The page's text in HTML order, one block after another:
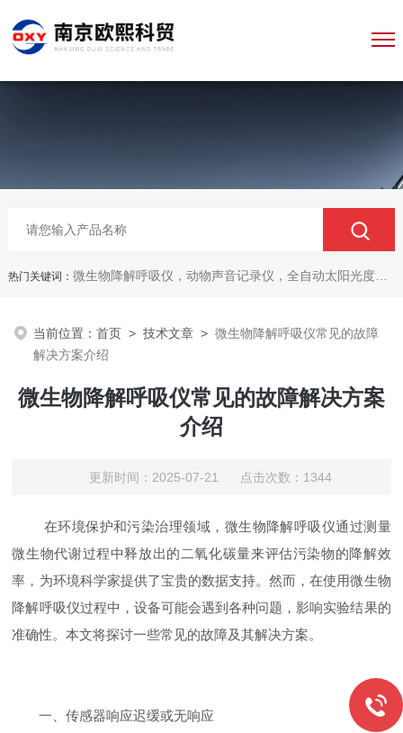
热门关键词： 微生物降解呼吸仪，动物声音记录仪，全自动太阳光度计，牛奶分析仪，牛奶体细胞测定仪，质构仪，高胶强度测定仪
当前位置：首页 >技术文章 >微生物降解呼吸仪常见的故障
解决方案介绍
微生物降解呼吸仪常见的故障解决方案
介绍
更新时间：2025-07-21 点击次数：1344
在环境保护和污染治理领域，微生物降解呼吸仪通过测量
微生物代谢过程中释放出的二氧化碳量来评估污染物的降解效
率，为环境科学家提供了宝贵的数据支持。然而，在使用微生物
降解呼吸仪过程中，设备可能会遇到各种问题，影响实验结果的
准确性。本文将探讨一些常见的故障及其解决方案。
一、传感器响应迟缓或无响应